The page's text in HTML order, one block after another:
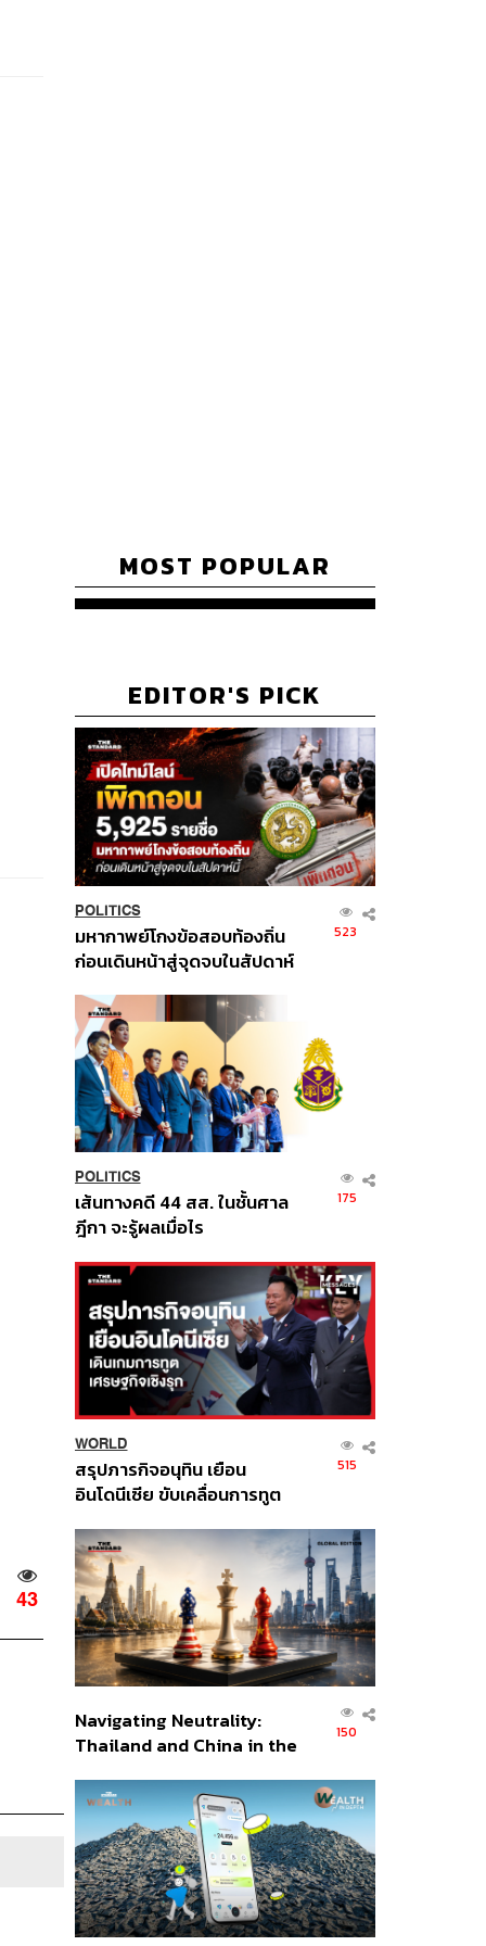
43
MOST POPULAR
EDITOR'S PICK
POLITICS
มหากาพย์โกงข้อสอบท้องถิ่น
ก่อนเดินหน้าสู่จุดจบในสัปดาห์
523
POLITICS
เส้นทางคดี 44 สส. ในชั้นศาล
ฎีกา จะรู้ผลเมื่อไร
175
WORLD
สรุปภารกิจอนุทิน เยือน
อินโดนีเซีย ขับเคลื่อนการทูต
ส่วนยุทธศาสตร์ไทย –
อินโดนีเซีย
515
Navigating Neutrality:
Thailand and China in the
Order
150